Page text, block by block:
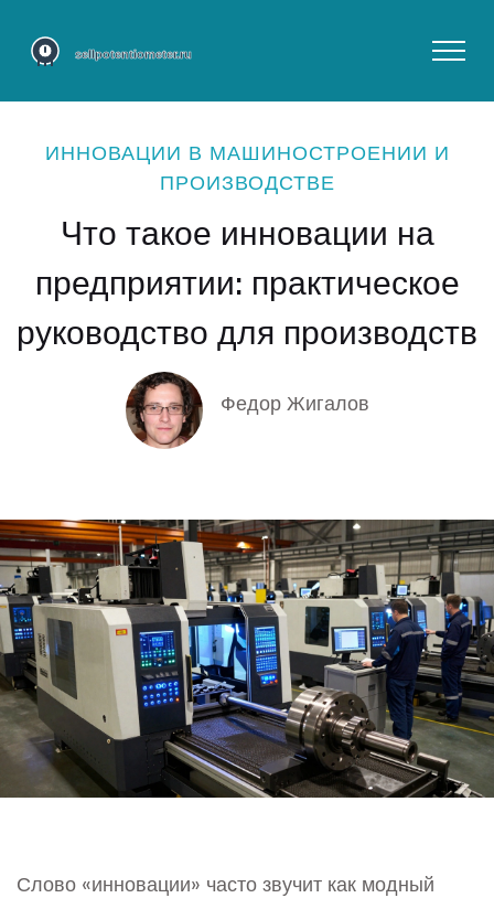
ИННОВАЦИИ В МАШИНОСТРОЕНИИ И
ПРОИЗВОДСТВЕ
Что такое инновации на
предприятии: практическое
руководство для производств
Федор Жигалов
Слово «инновации» часто звучит как модный